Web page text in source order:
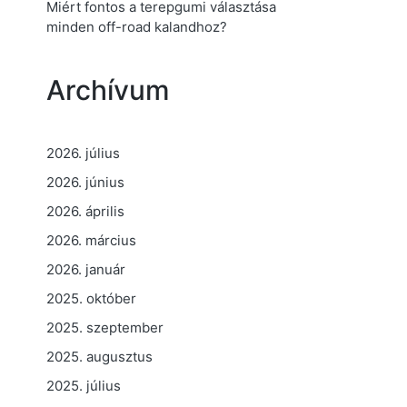
Miért fontos a terepgumi választása
minden off-road kalandhoz?
Archívum
2026. július
2026. június
2026. április
2026. március
2026. január
2025. október
2025. szeptember
2025. augusztus
2025. július